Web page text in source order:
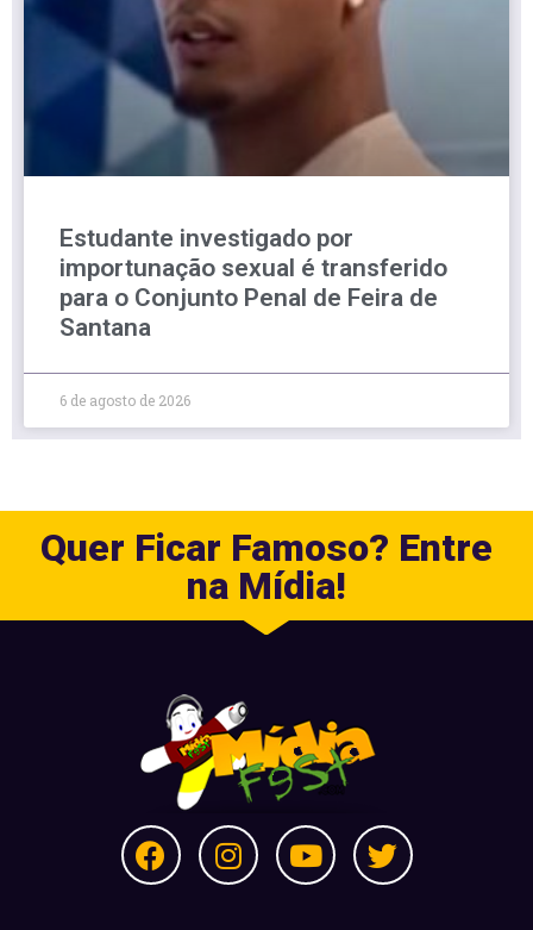
Estudante investigado por
importunação sexual é transferido
para o Conjunto Penal de Feira de
Santana
6 de agosto de 2026
Quer Ficar Famoso? Entre
na Mídia!